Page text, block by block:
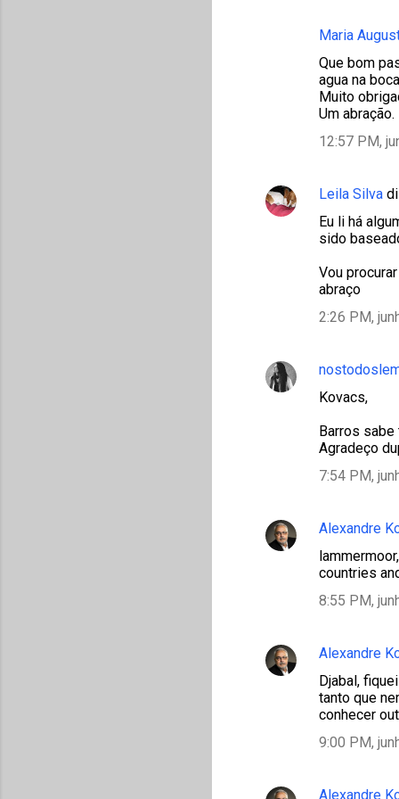
Maria
Que bom
agua na
Muito
Um abração.
12:57 PM,
Leila Silva
Eu li há
sido
Vou
abraço
2:26 PM,
Kovacs,
Barros sabe
Agradeço
7:54 PM,
Alexandre
countries
8:55 PM,
Alexandre
Djabal,
tanto que
conhecer
9:00 PM,
Alexandre